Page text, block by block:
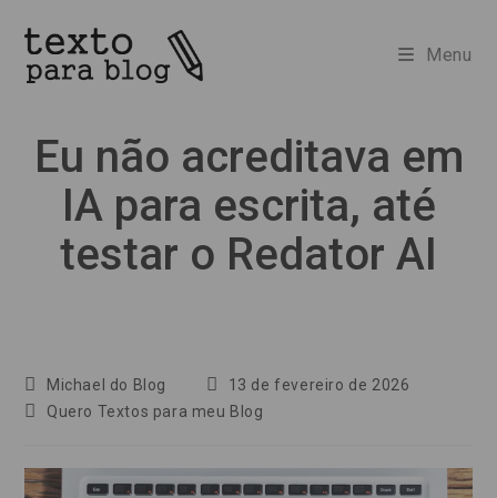
para
conteúdo
Menu
Eu não acreditava em
IA para escrita, até
testar o Redator AI
Autor
do
Michael do Blog
Post
publicado:
13 de fevereiro de 2026
Categoria
Quero Textos para meu Blog